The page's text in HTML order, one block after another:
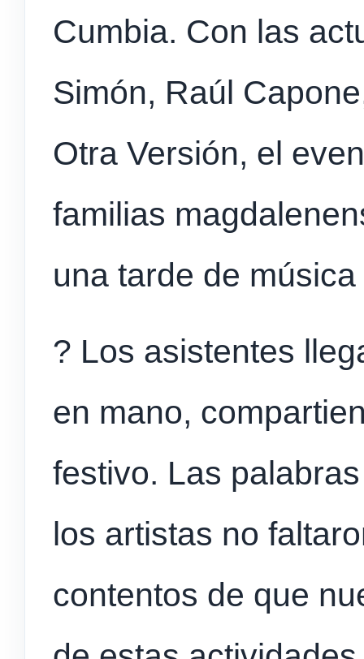
Cumbia. Con las
Simón, Raúl
Otra Versión, el
familias
una tarde de
? Los asistentes
en mano,
festivo. Las
los artistas no
contentos de que